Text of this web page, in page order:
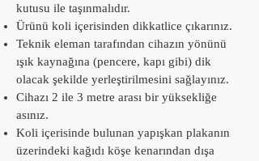
kutusu ile taşınmalıdır.
Ürünü koli içerisinden dikkatlice çıkarınız.
Teknik eleman tarafından cihazın yönünü
ışık kaynağına (pencere, kapı gibi) dik
olacak şekilde yerleştirilmesini sağlayınız.
Cihazı 2 ile 3 metre arası bir yüksekliğe
asınız.
Koli içerisinde bulunan yapışkan plakanın
üzerindeki kağıdı köşe kenarından dışa